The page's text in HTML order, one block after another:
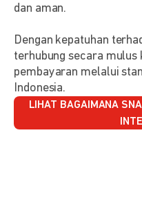
dan aman.
Dengan kepatuhan
terhubung secara mulus
pembayaran melalui
Indonesia.
LIHAT BAGAIMANA